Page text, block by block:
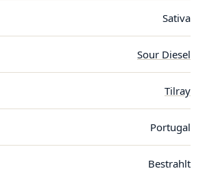
Sativa
Sour Diesel
Tilray
Portugal
Bestrahlt